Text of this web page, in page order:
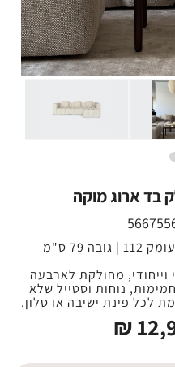
וייחודי, מחולקת לארבעה
נוחות וסטייל שלא
לכל פינת ישיבה או סלון.
₪